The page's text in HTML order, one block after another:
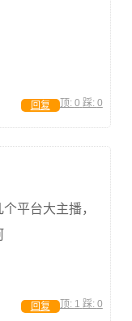
顶: 0 踩: 0
回复
平台大主播，
顶: 1 踩: 0
回复